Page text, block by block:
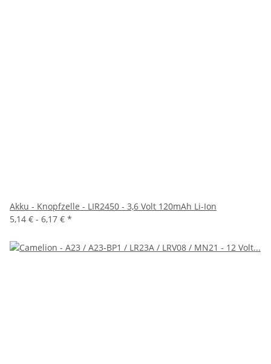
Akku - Knopfzelle - LIR2450 - 3,6 Volt 120mAh Li-Ion
5,14 € - 6,17 € *